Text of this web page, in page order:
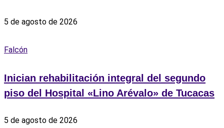
5 de agosto de 2026
Falcón
Inician rehabilitación integral del segundo
piso del Hospital «Lino Arévalo» de Tucacas
5 de agosto de 2026